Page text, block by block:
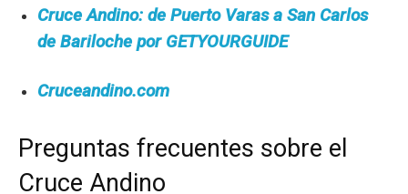
Cruce Andino: de Puerto Varas a San Carlos
de Bariloche por GETYOURGUIDE
Cruceandino.com
Preguntas frecuentes sobre el
Cruce Andino